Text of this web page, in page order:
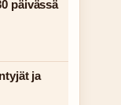
päivässä
ja